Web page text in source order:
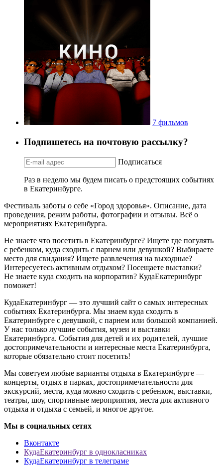
7 фильмов
Подпишетесь на почтовую рассылку?
Подписаться
Раз в неделю мы будем писать о предстоящих событиях
в Екатеринбурге.
Фестиваль заботы о себе «Город здоровья». Описание, дата
проведения, режим работы, фотографии и отзывы. Всё о
мероприятиях Екатеринбурга.
Не знаете что посетить в Екатеринбурге? Ищете где погулять
с ребенком, куда сходить с парнем или девушкой? Выбираете
место для свидания? Ищете развлечения на выходные?
Интересуетесь активным отдыхом? Посещаете выставки?
Не знаете куда сходить на корпоратив? КудаЕкатеринбург
поможет!
КудаЕкатеринбург — это лучший сайт о самых интересных
событиях Екатеринбурга. Мы знаем куда сходить в
Екатеринбурге с девушкой, с парнем или большой компанией.
У нас только лучшие события, музеи и выставки
Екатеринбурга. События для детей и их родителей, лучшие
достопримечательности и интересные места Екатеринбурга,
которые обязательно стоит посетить!
Мы советуем любые варианты отдыха в Екатеринбурге —
концерты, отдых в парках, достопримечательности для
экскурсий, места, куда можно сходить с ребенком, выставки,
театры, шоу, спортивные мероприятия, места для активного
отдыха и отдыха с семьей, и многое другое.
Мы в социальных сетях
Вконтакте
КудаЕкатеринбург в однокласниках
КудаЕкатеринбург в телеграме